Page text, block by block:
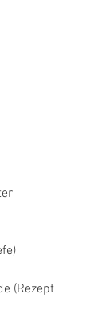
(Rezept